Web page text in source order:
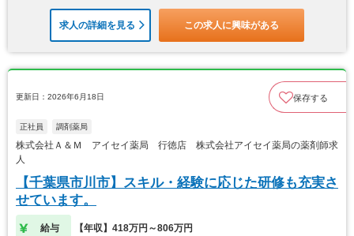
求人の詳細を見る この求人に興味がある
更新日：2026年6月18日 保存する
正社員 調剤薬局
株式会社Ａ＆Ｍ アイセイ薬局 行徳店 株式会社アイセイ薬局の薬剤師求
人
【千葉県市川市】スキル・経験に応じた研修も充実さ
せています。
給与 【年収】418万円～806万円